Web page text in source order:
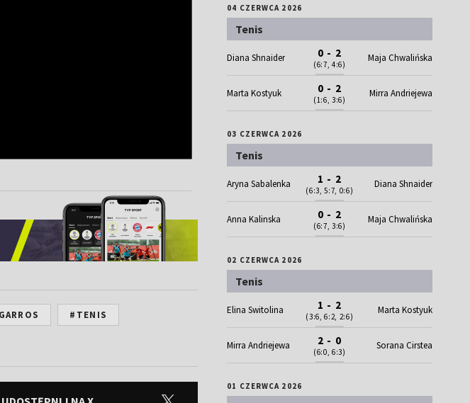
#TENIS
04 CZERWCA 2026
Tenis
Diana Shnaider 0 - 2
(6:7, 4:6)
Maja Chwalińska
Marta Kostyuk 0 - 2
(1:6, 3:6)
Mirra Andriejewa
03 CZERWCA 2026
Tenis
Aryna Sabalenka 1 - 2
(6:3, 5:7, 0:6)
Diana Shnaider
Anna Kalinska 0 - 2
(6:7, 3:6)
Maja Chwalińska
02 CZERWCA 2026
Tenis
Elina Switolina 1 - 2
(3:6, 6:2, 2:6)
Marta Kostyuk
Mirra Andriejewa 2 - 0
(6:0, 6:3)
Sorana Cirstea
01 CZERWCA 2026